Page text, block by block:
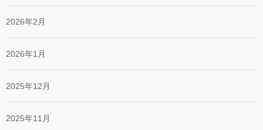
2026年2月
2026年1月
2025年12月
2025年11月